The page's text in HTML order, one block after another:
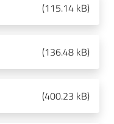
(115.14 kB)
(136.48 kB)
(400.23 kB)